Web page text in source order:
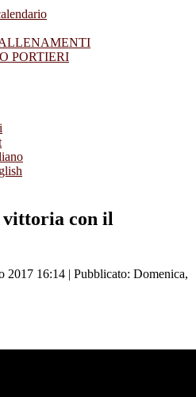
PORTIERI
con il
2017 16:14 | Pubblicato: Domenica,